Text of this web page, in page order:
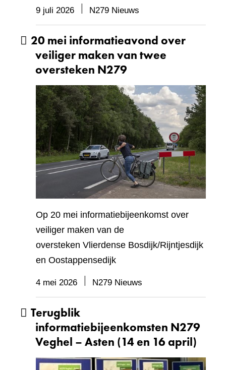
9 juli 2026 N279 Nieuws
20 mei informatieavond over
veiliger maken van twee
oversteken N279
Op 20 mei informatiebijeenkomst over
veiliger maken van de
oversteken Vlierdense Bosdijk/Rijntjesdijk
en Oostappensedijk
4 mei 2026 N279 Nieuws
Terugblik
informatiebijeenkomsten N279
Veghel – Asten (14 en 16 april)